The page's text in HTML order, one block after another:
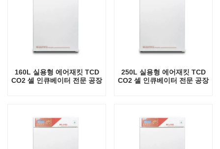
160L 실용형 에어재킷 TCD
CO2 셀 인큐베이터 전문 공장
250L 실용형 에어재킷 TCD
CO2 셀 인큐베이터 전문 공장